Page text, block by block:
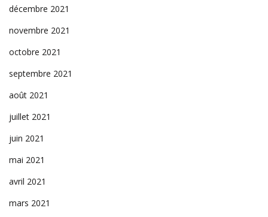
décembre 2021
novembre 2021
octobre 2021
septembre 2021
août 2021
juillet 2021
juin 2021
mai 2021
avril 2021
mars 2021